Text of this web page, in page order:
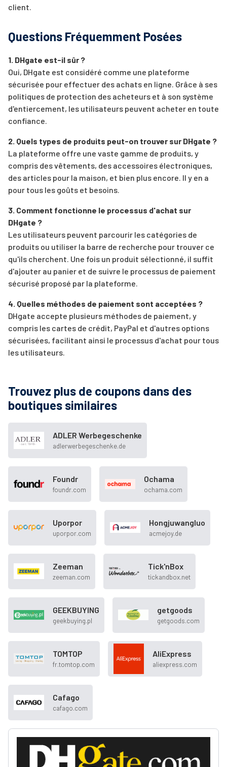
client.
Questions Fréquemment Posées
1. DHgate est-il sûr ?
Oui, DHgate est considéré comme une plateforme
sécurisée pour effectuer des achats en ligne. Grâce à ses
politiques de protection des acheteurs et à son système
d'entiercement, les utilisateurs peuvent acheter en toute
confiance.
2. Quels types de produits peut-on trouver sur DHgate ?
La plateforme offre une vaste gamme de produits, y
compris des vêtements, des accessoires électroniques,
des articles pour la maison, et bien plus encore. Il y en a
pour tous les goûts et besoins.
3. Comment fonctionne le processus d'achat sur
DHgate ?
Les utilisateurs peuvent parcourir les catégories de
produits ou utiliser la barre de recherche pour trouver ce
qu'ils cherchent. Une fois un produit sélectionné, il suffit
d'ajouter au panier et de suivre le processus de paiement
sécurisé proposé par la plateforme.
4. Quelles méthodes de paiement sont acceptées ?
DHgate accepte plusieurs méthodes de paiement, y
compris les cartes de crédit, PayPal et d'autres options
sécurisées, facilitant ainsi le processus d'achat pour tous
les utilisateurs.
Trouvez plus de coupons dans des
boutiques similaires
ADLER Werbegeschenke
adlerwerbegeschenke.de
Foundr
foundr.com
Ochama
ochama.com
Uporpor
uporpor.com
Hongjuwangluo
acmejoy.de
Zeeman
zeeman.com
Tick'nBox
tickandbox.net
GEEKBUYING
geekbuying.pl
getgoods
getgoods.com
TOMTOP
fr.tomtop.com
AliExpress
aliexpress.com
Cafago
cafago.com